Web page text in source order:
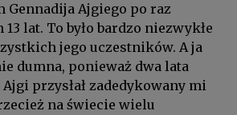
Gennadija Ajgiego po raz
lat. To było bardzo niezwykłe
jego uczestników. A ja
dumna, ponieważ dwa lata
przysłał zadedykowany mi
na świecie wielu